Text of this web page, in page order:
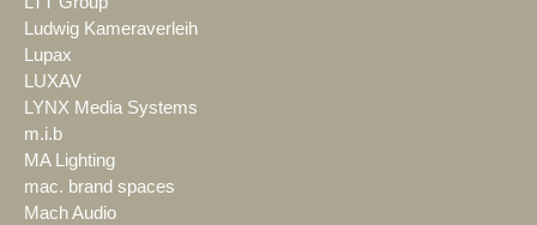
Ludwig Kameraverleih
Lupax
LUXAV
LYNX Media Systems
m.i.b
MA Lighting
mac. brand spaces
Mach Audio